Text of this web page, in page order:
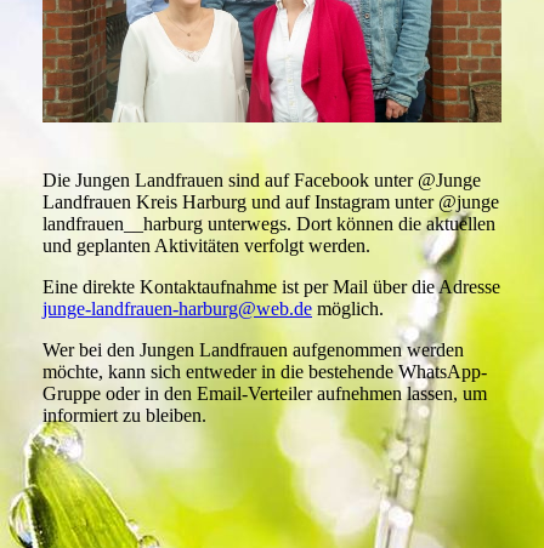
Die Jungen Landfrauen sind auf Facebook unter @Junge
Landfrauen Kreis Harburg und auf Instagram unter @junge
landfrauen__harburg unterwegs. Dort können die aktuellen
und geplanten Aktivitäten verfolgt werden.
Eine direkte Kontaktaufnahme ist per Mail über die Adresse
junge-landfrauen-harburg@web.de möglich.
Wer bei den Jungen Landfrauen aufgenommen werden
möchte, kann sich entweder in die bestehende WhatsApp-
Gruppe oder in den Email-Verteiler aufnehmen lassen, um
informiert zu bleiben.